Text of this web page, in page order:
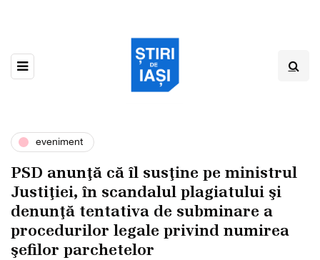
eveniment
PSD anunţă că îl susţine pe ministrul
Justiţiei, în scandalul plagiatului şi
denunţă tentativa de subminare a
procedurilor legale privind numirea
şefilor parchetelor